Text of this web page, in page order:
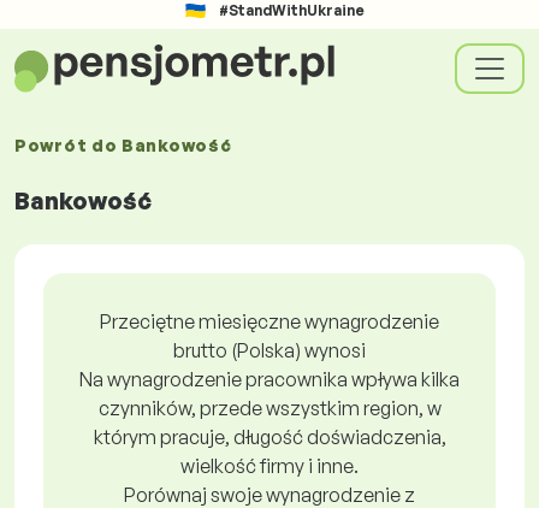
#StandWithUkraine
Powrót do Bankowość
Bankowość
Przeciętne miesięczne wynagrodzenie
brutto (Polska) wynosi
Na wynagrodzenie pracownika wpływa kilka
czynników, przede wszystkim region, w
którym pracuje, długość doświadczenia,
wielkość firmy i inne.
Porównaj swoje wynagrodzenie z